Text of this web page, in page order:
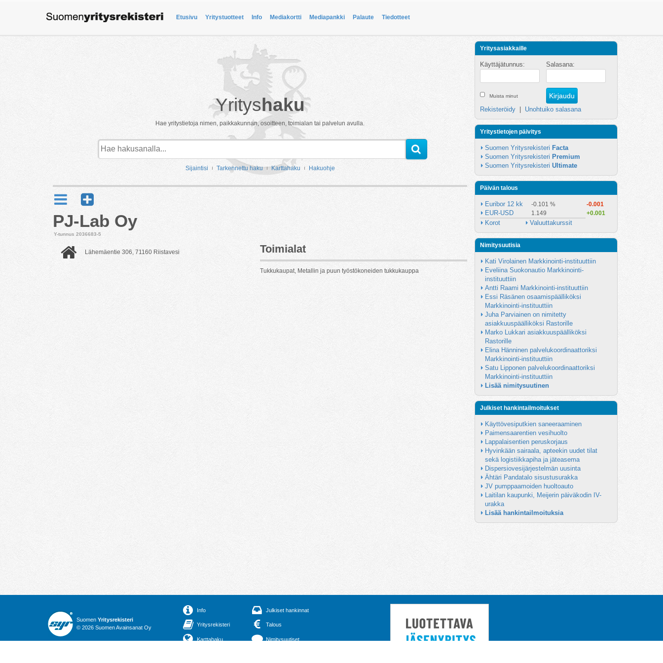
Etusivu Yritystuotteet Info Mediakortti Mediapankki Palaute Tiedotteet
Yrityshaku
Hae yritystietoja nimen, paikkakunnan, osoitteen, toimialan tai palvelun avulla.
Sijaintisi Tarkennettu haku Karttahaku Hakuohje
PJ-Lab Oy
Y-tunnus 2036683-5
Lähemäentie 306, 71160 Riistavesi Toimialat
Tukkukaupat, Metallin ja puun työstökoneiden tukkukauppa
Yritysasiakkaille
Käyttäjätunnus: Salasana:
Muista minut
Rekisteröidy Unohtuiko salasana
Yritystietojen päivitys
Suomen Yritysrekisteri Facta
Suomen Yritysrekisteri Premium
Suomen Yritysrekisteri Ultimate
Päivän talous
Euribor 12 kk -0.101 % -0.001
EUR-USD 1.149 +0.001
Korot Valuuttakurssit
Nimitysuutisia
Kati Virolainen Markkinointi-instituuttiin
Eveliina Suokonautio Markkinointi-
instituuttiin
Antti Raami Markkinointi-instituuttiin
Essi Räsänen osaamispäälliköksi
Markkinointi-instituuttiin
Juha Parviainen on nimitetty
asiakkuuspäälliköksi Rastorille
Marko Lukkari asiakkuuspäälliköksi
Rastorille
Elina Hänninen palvelukoordinaattoriksi
Markkinointi-instituuttiin
Satu Lipponen palvelukoordinaattoriksi
Markkinointi-instituuttiin
Lisää nimitysuutinen
Julkiset hankintailmoitukset
Käyttövesiputkien saneeraaminen
Paimensaarentien vesihuolto
Lappalaisentien peruskorjaus
Hyvinkään sairaala, apteekin uudet tilat
sekä logistiikkapiha ja jäteasema
Dispersiovesijärjestelmän uusinta
Ähtäri Pandatalo sisustusurakka
JV pumppaamoiden huoltoauto
Laitilan kaupunki, Meijerin päiväkodin IV-
urakka
Lisää hankintailmoituksia
Suomen Yritysrekisteri
© 2026 Suomen Avainsanat Oy
Info
Yritysrekisteri
Karttahaku
Julkiset hankinnat
Talous
Nimitysuutiset